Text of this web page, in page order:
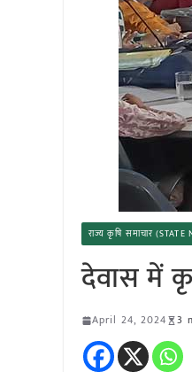
राज्य कृषि समाचार (STATE
देवास में
April 24, 2024 3